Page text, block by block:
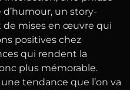
un story-
de mises en œuvre qui
positives chez
qui rendent la
plus mémorable.
une tendance que l’on va